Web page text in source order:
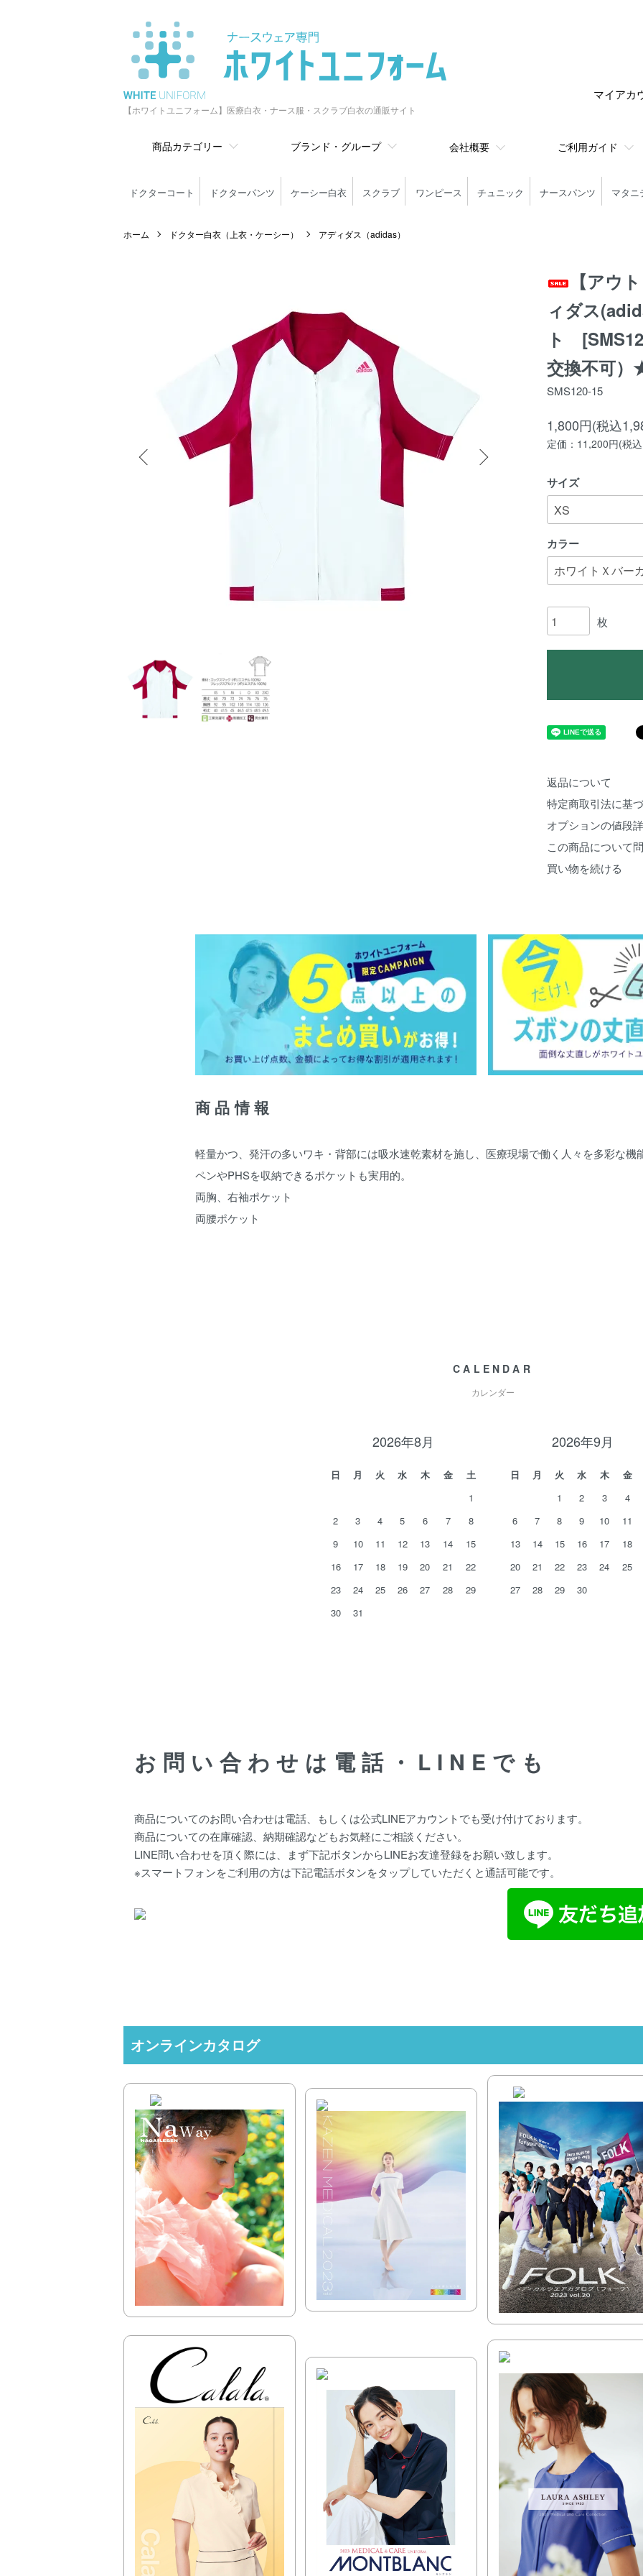
【ホワイトユニフォーム】医療白衣・ナース服・スクラブ白衣の通販サイト
商品カテゴリー ブランド・グループ 会社概要 ご利用ガイド
マイアカ
ドクターコート ドクターパンツ ケーシー白衣 スクラブ ワンピース チュニック ナースパンツ マタニ
ホーム ドクター白衣（上衣・ケーシー） アディダス（adidas）
【アウ
ィダス
ト
交換不可
SMS120-15
1,800円(税込
定価：11,200円(税
サイズ
カラー
枚
返品について
特定商取引法に基
オプションの値段
この商品について
買い物を続ける
商品情報
軽量かつ、発汗の多いワキ・背部には吸水速乾素材を施し、医療現場で働く人々を多彩な機
ペンやPHSを収納できるポケットも実用的。
両胸、右袖ポケット
両腰ポケット
CALENDAR
カレンダー
2026年8月
日 月 火 水 木 金
土
1
2
3 4 5 6 7
8
9
10 11 12 13 14
15
16
17 18 19 20 21
22
23
24 25 26 27 28
29
30
31
2026年9月
日 月 火 水 木 金
1
2 3 4
6
7 8 9 10 11
13
14 15 16 17 18
20
21 22 23 24 25
27
28 29 30
お問い合わせは電話・LINEでも
商品についてのお問い合わせは電話、もしくは公式LINEアカウントでも受け付けております。
商品についての在庫確認、納期確認などもお気軽にご相談ください。
LINE問い合わせを頂く際には、まず下記ボタンからLINEお友達登録をお願い致します。
※スマートフォンをご利用の方は下記電話ボタンをタップしていただくと通話可能です。
オンラインカタログ